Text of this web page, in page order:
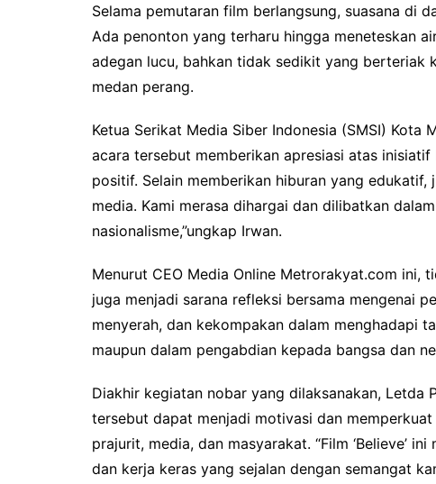
Selama pemutaran film berlangsung, suasana di
Ada penonton yang terharu hingga meneteskan
adegan lucu, bahkan tidak sedikit yang berteriak
medan perang.
Ketua Serikat Media Siber Indonesia (SMSI) Kota
acara tersebut memberikan apresiasi atas
positif. Selain memberikan hiburan yang
media. Kami merasa dihargai dan dilibatkan
nasionalisme,”ungkap Irwan.
Menurut CEO Media Online Metrorakyat.com ini,
juga menjadi sarana refleksi bersama mengenai
menyerah, dan kekompakan dalam menghadapi
maupun dalam pengabdian kepada bangsa dan
Diakhir kegiatan nobar yang dilaksanakan, Letda
tersebut dapat menjadi motivasi dan
prajurit, media, dan masyarakat. “Film ‘Believe’
dan kerja keras yang sejalan dengan semangat